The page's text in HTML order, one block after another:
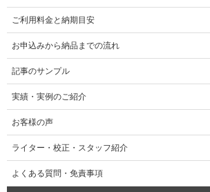
ご利用料金と納期目安
お申込みから納品までの流れ
記事のサンプル
実績・実例のご紹介
お客様の声
ライター・校正・スタッフ紹介
よくある質問・免責事項